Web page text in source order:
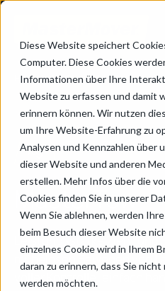
Diese Website speichert
Computer. Diese Cookies
Informationen über Ihre
Website zu erfassen und damit
erinnern können. Wir nutzen
um Ihre Website-Erfahrung zu
Analysen und Kennzahlen über
dieser Website und anderen
erstellen. Mehr Infos über die
Cookies finden Sie in unserer
Wenn Sie ablehnen, werden
beim Besuch dieser Website
einzelnes Cookie wird in Ihrem
daran zu erinnern, dass Sie
werden möchten.
Home/ Produkte/ MasterTow
MasterTow
Bis zu 20.000kg
Leistungsstarke Zieh- und
mühelosen Bewegen von
voller Kontrolle, einfach